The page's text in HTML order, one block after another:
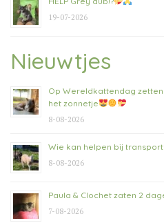
19-07-2026
Nieuwtjes
Op Wereldkattendag
het zonnetje
8-08-2026
Wie kan helpen bij transport
8-08-2026
Paula & Clochet zaten 2
7-08-2026